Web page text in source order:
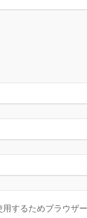
するためブラウザ